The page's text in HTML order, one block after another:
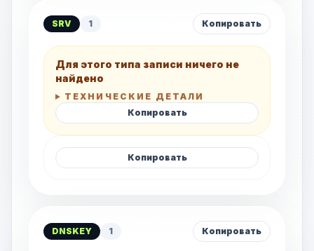
SRV 1 Копировать
Для этого типа записи ничего не
найдено
ТЕХНИЧЕСКИЕ ДЕТАЛИ
Копировать
Копировать
DNSKEY 1 Копировать